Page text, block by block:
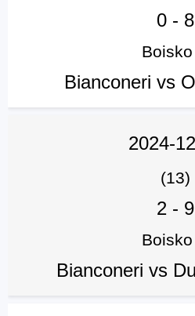
0 - 8
Bianconeri vs
2024-
(13)
2 - 9
Bianconeri vs